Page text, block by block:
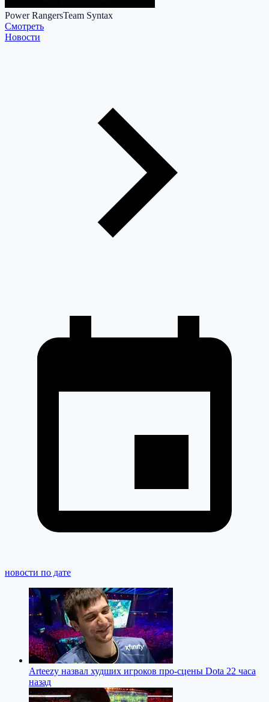
Power RangersTeam Syntax
Cмотреть
Новости
новости по дате
Arteezy назвал худших игроков про-сцены Dota 22 часа
назад